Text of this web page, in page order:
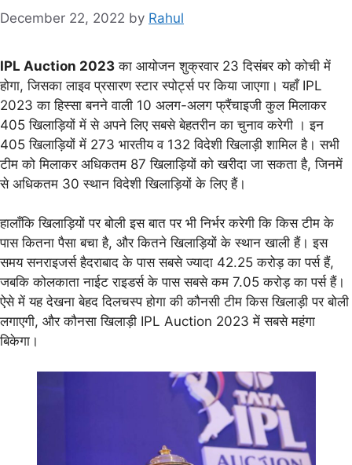
December 22, 2022 by Rahul
IPL Auction 2023 का आयोजन शुक्रवार 23 दिसंबर को कोची में
होगा, जिसका लाइव प्रसारण स्टार स्पोर्ट्स पर किया जाएगा। यहाँ IPL
2023 का हिस्सा बनने वाली 10 अलग-अलग फ्रैंचाइजी कुल मिलाकर
405 खिलाड़ियों में से अपने लिए सबसे बेहतरीन का चुनाव करेगी । इन
405 खिलाड़ियों में 273 भारतीय व 132 विदेशी खिलाड़ी शामिल है। सभी
टीम को मिलाकर अधिकतम 87 खिलाड़ियों को खरीदा जा सकता है, जिनमें
से अधिकतम 30 स्थान विदेशी खिलाड़ियों के लिए हैं।
हालाँकि खिलाड़ियों पर बोली इस बात पर भी निर्भर करेगी कि किस टीम के
पास कितना पैसा बचा है, और कितने खिलाड़ियों के स्थान खाली हैं। इस
समय सनराइजर्स हैदराबाद के पास सबसे ज्यादा 42.25 करोड़ का पर्स हैं,
जबकि कोलकाता नाईट राइडर्स के पास सबसे कम 7.05 करोड़ का पर्स हैं।
ऐसे में यह देखना बेहद दिलचस्प होगा की कौनसी टीम किस खिलाड़ी पर बोली
लगाएगी, और कौनसा खिलाड़ी IPL Auction 2023 में सबसे महंगा
बिकेगा।